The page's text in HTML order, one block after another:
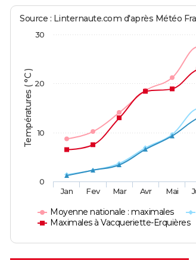
Températures ( °C )
Source : Linternaute.com d'après Météo
Moyenne nationale : maximales
Maximales à Vacqueriette-Erquières
Jan Fev Mar Avr Mai
0
10
20
30